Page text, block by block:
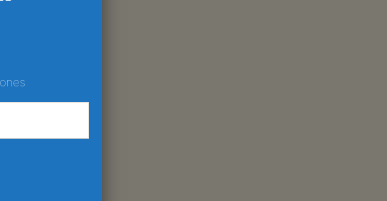
en el
está para
arigatou,
buenos